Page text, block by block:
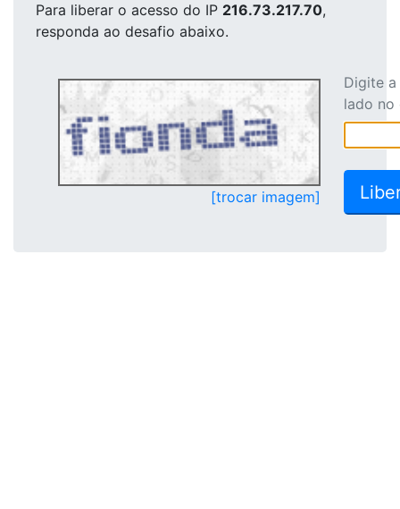
Para liberar o acesso do IP 216.73.217.70,
responda ao desafio abaixo.
[trocar imagem]
Digite
lado no